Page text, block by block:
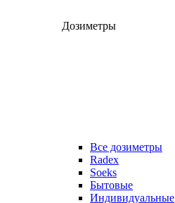
Дозиметры
Все дозиметры
Radex
Soeks
Бытовые
Индивидуальные